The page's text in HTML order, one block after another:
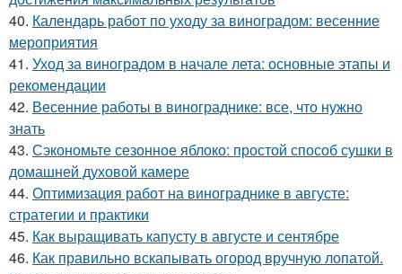
40. Календарь работ по уходу за виноградом: весенние
мероприятия
41. Уход за виноградом в начале лета: основные этапы и
рекомендации
42. Весенние работы в винограднике: все, что нужно
знать
43. Сэкономьте сезонное яблоко: простой способ сушки в
домашней духовой камере
44. Оптимизация работ на винограднике в августе:
стратегии и практики
45. Как выращивать капусту в августе и сентябре
46. Как правильно вскапывать огород вручную лопатой.